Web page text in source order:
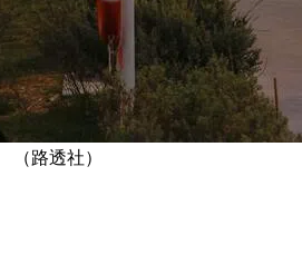
（路透社）